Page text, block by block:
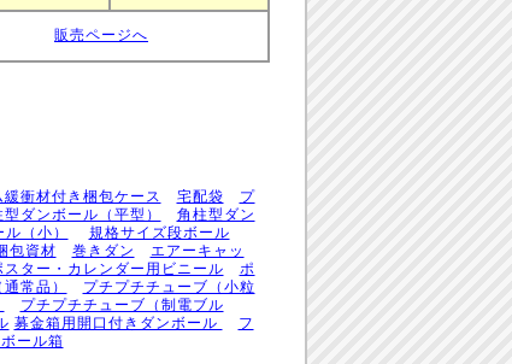
販売ページへ
緩衝材付き梱包ケース 宅配袋
プ
型ダンボール（平型）
角柱型ダン
（小）
規格サイズ段ボール
包資材 巻きダン
エアーキャッ
スター・カレンダー用ビニール
ポ
常品）
プチプチチューブ（小粒
プチプチチューブ（制電ブル
募金箱用開口付きダンボール
フ
ール箱